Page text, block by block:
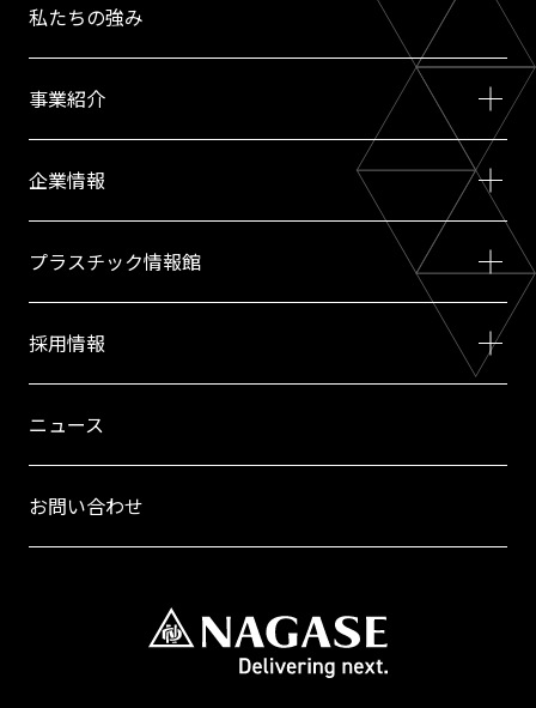
私たちの強み
事業紹介
企業情報
プラスチック情報館
採用情報
ニュース
お問い合わせ